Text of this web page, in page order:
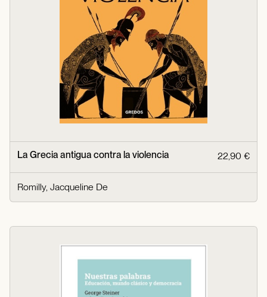
La Grecia antigua contra la violencia 22,90 €
Romilly, Jacqueline De